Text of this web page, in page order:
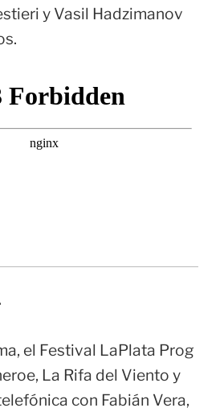
y Vasil Hadzimanov
el Festival LaPlata Prog
La Rifa del Viento y
con Fabián Vera,